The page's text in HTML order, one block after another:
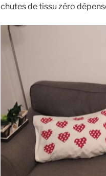
chutes de tissu zéro